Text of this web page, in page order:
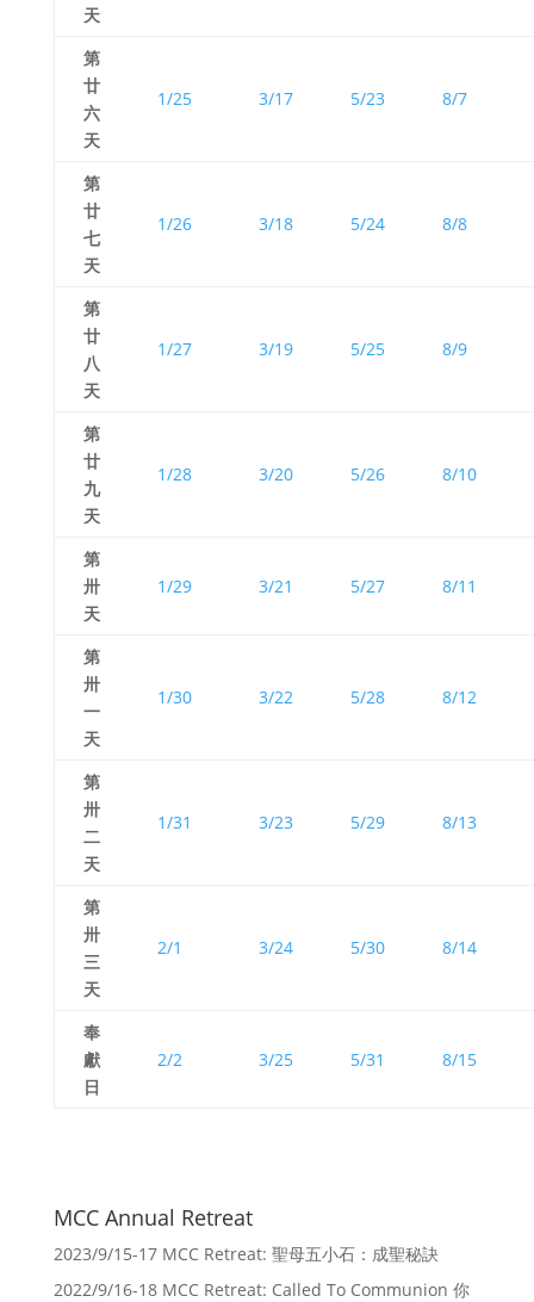
天
第
廿
六
天
1/25 3/17 5/23 8/7
第
廿
七
天
1/26 3/18 5/24 8/8
第
廿
八
天
1/27 3/19 5/25 8/9
第
廿
九
天
1/28 3/20 5/26 8/10
第
卅
天
1/29 3/21 5/27 8/11
第
卅
一
天
1/30 3/22 5/28 8/12
第
卅
二
天
1/31 3/23 5/29 8/13
第
卅
三
天
2/1 3/24 5/30 8/14
奉
獻
日
2/2 3/25 5/31 8/15
MCC Annual Retreat
2023/9/15-17 MCC Retreat: 聖母五小石：成聖秘訣
2022/9/16-18 MCC Retreat: Called To Communion 你